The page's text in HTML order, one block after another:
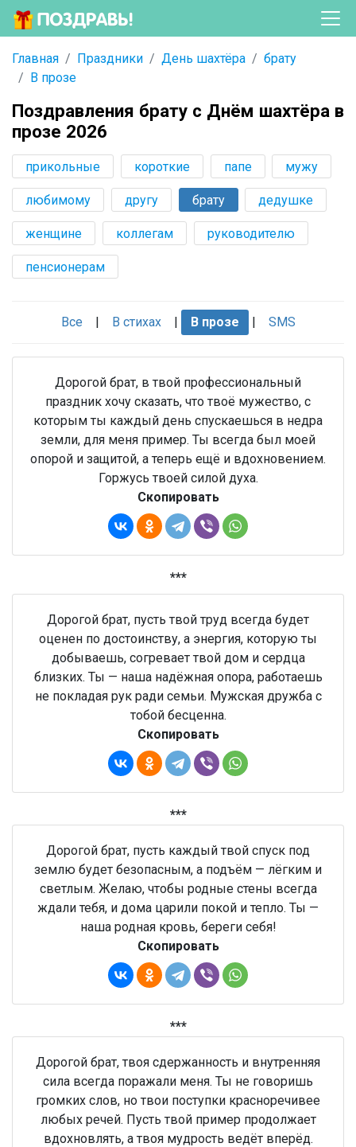
Главная Праздники День шахтёра
брату
В прозе
Поздравления брату с Днём шахтёра в
прозе 2026
прикольные короткие папе мужу
любимому другу брату дедушке
женщине коллегам руководителю
пенсионерам
Все | В стихах | В прозе | SMS
Дорогой брат, в твой профессиональный
праздник хочу сказать, что твоё мужество, с
которым ты каждый день спускаешься в недра
земли, для меня пример. Ты всегда был моей
опорой и защитой, а теперь ещё и вдохновением.
Горжусь твоей силой духа.
Скопировать
***
Дорогой брат, пусть твой труд всегда будет
оценен по достоинству, а энергия, которую ты
добываешь, согревает твой дом и сердца
близких. Ты — наша надёжная опора, работаешь
не покладая рук ради семьи. Мужская дружба с
тобой бесценна.
Скопировать
***
Дорогой брат, пусть каждый твой спуск под
землю будет безопасным, а подъём — лёгким и
светлым. Желаю, чтобы родные стены всегда
ждали тебя, и дома царили покой и тепло. Ты —
наша родная кровь, береги себя!
Скопировать
***
Дорогой брат, твоя сдержанность и внутренняя
сила всегда поражали меня. Ты не говоришь
громких слов, но твои поступки красноречивее
любых речей. Пусть твой пример продолжает
вдохновлять, а твоя мудрость ведёт вперёд.